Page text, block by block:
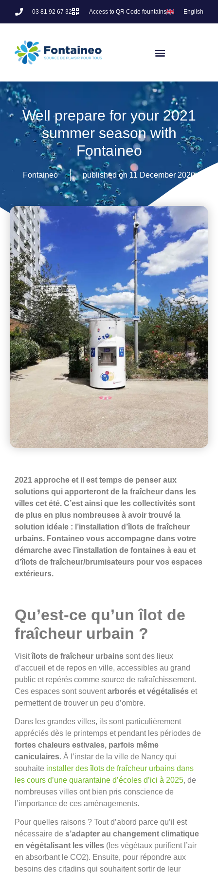
03 81 92 67 32 Access to QR Code fountains English
Well prepare for your 2021
summer season with
Fontaineo
Fontaineo published on 11 December 2020
2021 approche et il est temps de penser aux
solutions qui apporteront de la fraîcheur dans les
villes cet été. C’est ainsi que les collectivités sont
de plus en plus nombreuses à avoir trouvé la
solution idéale : l’installation d’îlots de fraîcheur
urbains. Fontaineo vous accompagne dans votre
démarche avec l’installation de fontaines à eau et
d’îlots de fraîcheur/brumisateurs pour vos espaces
extérieurs.
Qu’est-ce qu’un îlot de
fraîcheur urbain ?
Visitîlots de fraîcheur urbains sont des lieux
d’accueil et de repos en ville, accessibles au grand
public et repérés comme source de rafraîchissement.
Ces espaces sont souventarborés et végétalisés et
permettent de trouver un peu d’ombre.
Dans les grandes villes, ils sont particulièrement
appréciés dès le printemps et pendant les périodes de
fortes chaleurs estivales, parfois même
caniculaires. À l’instar de la ville de Nancy qui
souhaite installer des îlots de fraîcheur urbains dans
les cours d’une quarantaine d’écoles d’ici à 2025, de
nombreuses villes ont bien pris conscience de
l’importance de ces aménagements.
Pour quelles raisons ? Tout d’abord parce qu’il est
nécessaire de s’adapter au changement climatique
en végétalisant les villes (les végétaux purifient l’air
en absorbant le CO2). Ensuite, pour répondre aux
besoins des citadins qui souhaitent sortir de leur